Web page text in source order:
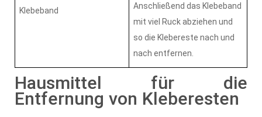
Klebeband
Anschließend das Klebeband
mit viel Ruck abziehen und
so die Klebereste nach und
nach entfernen.
Hausmittel für die
Entfernung von Kleberesten